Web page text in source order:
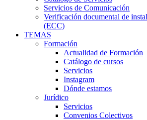
Servicios de Comunicación
Verificación documental de
(ECC)
TEMAS
Formación
Actualidad de Formación
Catálogo de cursos
Servicios
Instagram
Dónde estamos
Jurídico
Servicios
Convenios Colectivos